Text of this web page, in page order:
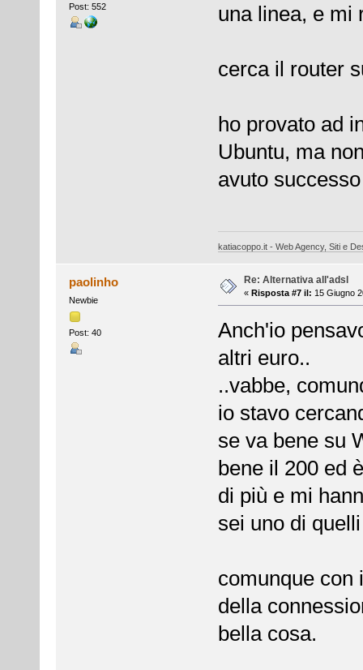
Post: 552
una linea, e mi
cerca il router
ho provato ad
Ubuntu, ma
avuto
katiacoppo.it - Web Agency, Siti e
paolinho
Newbie
Post: 40
Re: Alternativa all'adsl
« Risposta #7 il: 15 Giugno
Anch'io
altri euro..
..vabbe,
io stavo
se va bene su
bene il 200 ed
di più e mi
sei uno di
comunque con
della
bella cosa.